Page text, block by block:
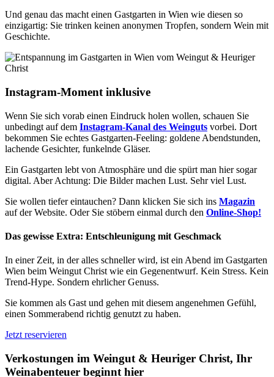
Und genau das macht einen Gastgarten in Wien wie diesen so
einzigartig: Sie trinken keinen anonymen Tropfen, sondern Wein mit
Geschichte.
Instagram-Moment inklusive
Wenn Sie sich vorab einen Eindruck holen wollen, schauen Sie
unbedingt auf dem Instagram-Kanal des Weinguts vorbei. Dort
bekommen Sie echtes Gastgarten-Feeling: goldene Abendstunden,
lachende Gesichter, funkelnde Gläser.
Ein Gastgarten lebt von Atmosphäre und die spürt man hier sogar
digital. Aber Achtung: Die Bilder machen Lust. Sehr viel Lust.
Sie wollen tiefer eintauchen? Dann klicken Sie sich ins Magazin
auf der Website. Oder Sie stöbern einmal durch den Online-Shop!
Das gewisse Extra: Entschleunigung mit Geschmack
In einer Zeit, in der alles schneller wird, ist ein Abend im Gastgarten
Wien beim Weingut Christ wie ein Gegenentwurf. Kein Stress. Kein
Trend-Hype. Sondern ehrlicher Genuss.
Sie kommen als Gast und gehen mit diesem angenehmen Gefühl,
einen Sommerabend richtig genutzt zu haben.
Jetzt reservieren
Verkostungen im Weingut & Heuriger Christ, Ihr
Weinabenteuer beginnt hier